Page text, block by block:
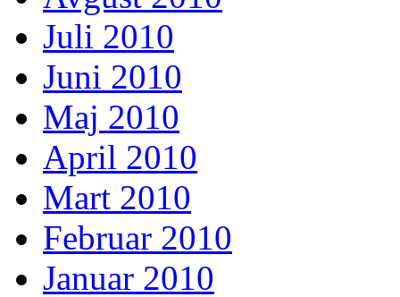
Juli 2010
Juni 2010
Maj 2010
April 2010
Mart 2010
Februar 2010
Januar 2010